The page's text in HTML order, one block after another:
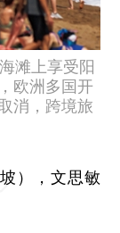
滩上享受阳
欧洲多国开
消，跨境旅
），文思敏